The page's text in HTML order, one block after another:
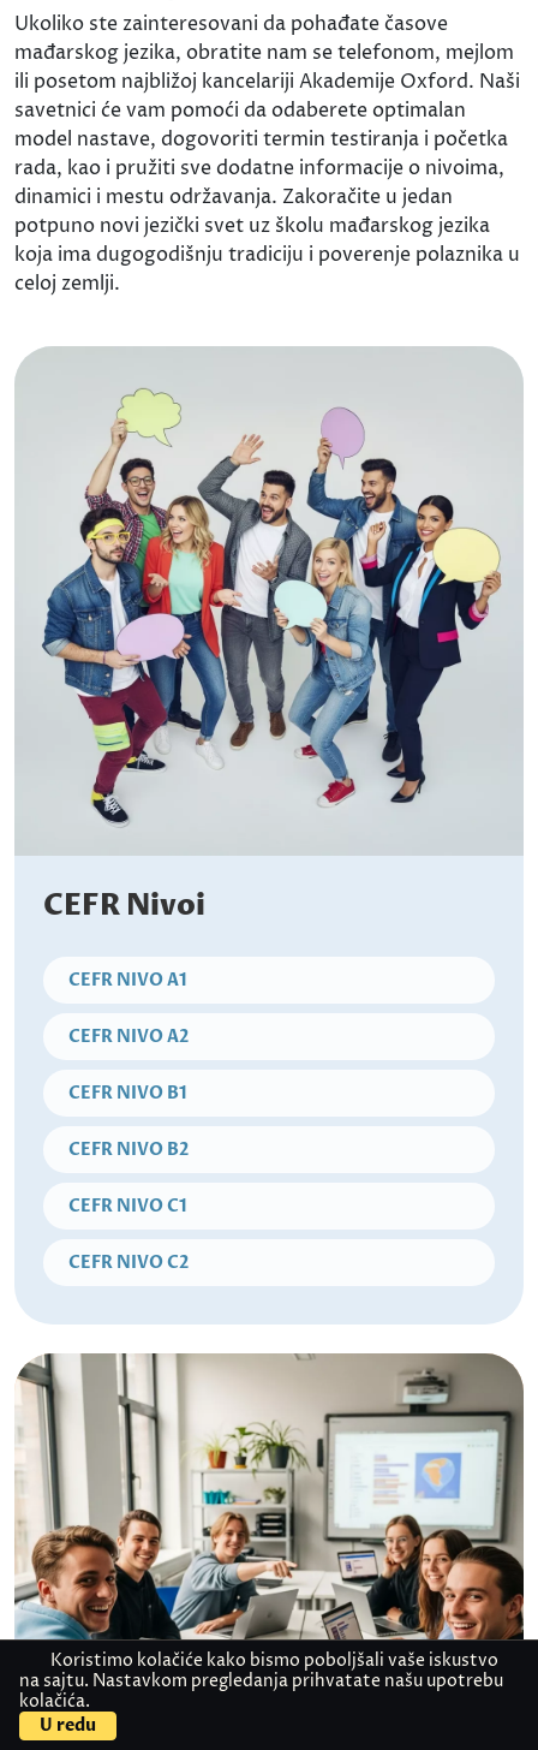
Ukoliko ste zainteresovani da pohađate časove
mađarskog jezika, obratite nam se telefonom, mejlom
ili posetom najbližoj kancelariji Akademije Oxford. Naši
savetnici će vam pomoći da odaberete optimalan
model nastave, dogovoriti termin testiranja i početka
rada, kao i pružiti sve dodatne informacije o nivoima,
dinamici i mestu održavanja. Zakoračite u jedan
potpuno novi jezički svet uz školu mađarskog jezika
koja ima dugogodišnju tradiciju i poverenje polaznika u
celoj zemlji.
CEFR Nivoi
CEFR NIVO A1
CEFR NIVO A2
CEFR NIVO B1
CEFR NIVO B2
CEFR NIVO C1
CEFR NIVO C2
Koristimo kolačiće kako bismo poboljšali vaše iskustvo
na sajtu. Nastavkom pregledanja prihvatate našu upotrebu
kolačića.
U redu